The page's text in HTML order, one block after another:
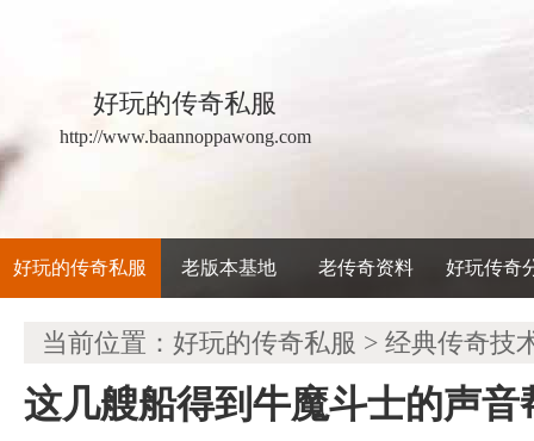
好玩的传奇私服
http://www.baannoppawong.com
好玩的传奇私服 老版本基地 老传奇资料 好玩传奇
当前位置： 好玩的传奇私服 > 经典传奇技
这几艘船得到牛魔斗士的声音